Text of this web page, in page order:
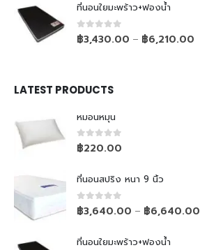
ที่นอนใยมะพร้าว+ฟองน้ำ
0out of 5
฿3,430.00 – ฿6,210.00
LATEST PRODUCTS
หมอนหมุน
0out of 5
฿220.00
ที่นอนสปริง หนา 9 นิ้ว
0out of 5
฿3,640.00 – ฿6,640.00
ที่นอนใยมะพร้าว+ฟองน้ำ